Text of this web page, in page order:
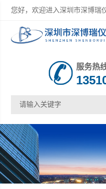
您好，欢迎进入深圳市深博瑞
服务热